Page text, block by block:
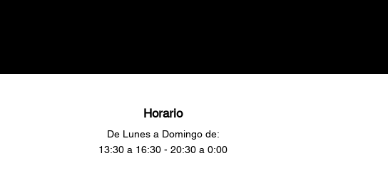
Horario
De Lunes a Domingo de:
13:30 a 16:30 - 20:30 a 0:00